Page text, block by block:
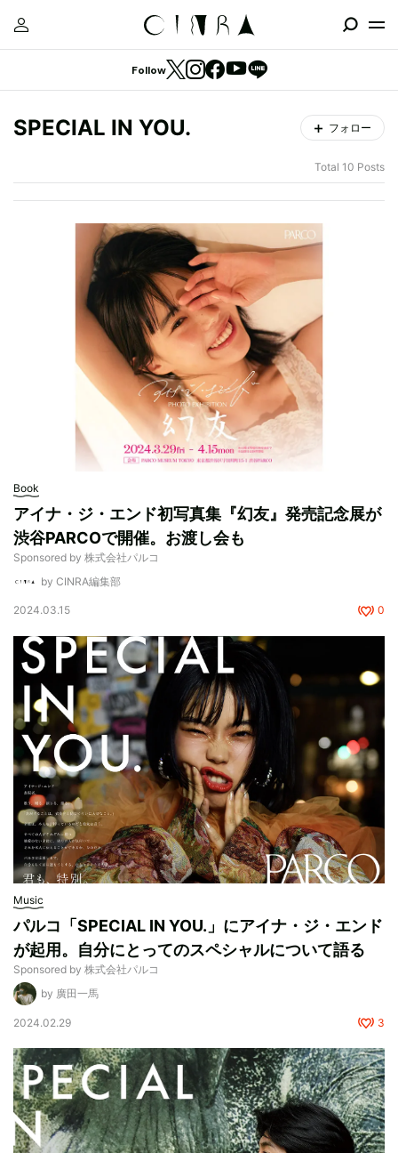
Follow
SPECIAL IN YOU. フォロー
Total 10 Posts
Book
アイナ・ジ・エンド初写真集『幻友』発売記念展が
渋谷PARCOで開催。お渡し会も
Sponsored by 株式会社パルコ
by CINRA編集部
2024.03.15 0
Music
パルコ「SPECIAL IN YOU.」にアイナ・ジ・エンド
が起用。自分にとってのスペシャルについて語る
Sponsored by 株式会社パルコ
by 廣田一馬
2024.02.29 3